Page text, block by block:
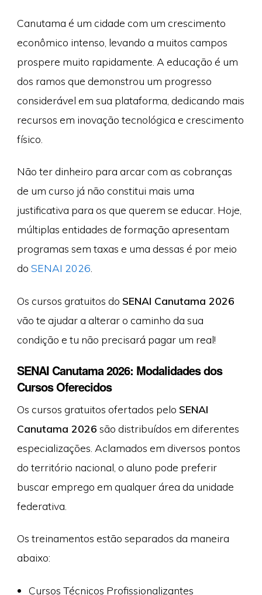
Canutama é um cidade com um crescimento
econômico intenso, levando a muitos campos
prospere muito rapidamente. A educação é um
dos ramos que demonstrou um progresso
considerável em sua plataforma, dedicando mais
recursos em inovação tecnológica e crescimento
físico.
Não ter dinheiro para arcar com as cobranças
de um curso já não constitui mais uma
justificativa para os que querem se educar. Hoje,
múltiplas entidades de formação apresentam
programas sem taxas e uma dessas é por meio
do SENAI 2026
Os cursos gratuitos do SENAI Canutama 2026
vão te ajudar a alterar o caminho da sua
condição e tu não precisará pagar um real!
SENAI Canutama 2026: Modalidades dos
Cursos Oferecidos
Os cursos gratuitos ofertados pelo SENAI
Canutama 2026 são distribuídos em diferentes
especializações. Aclamados em diversos pontos
do território nacional, o aluno pode preferir
buscar emprego em qualquer área da unidade
federativa.
Os treinamentos estão separados da maneira
abaixo:
Cursos Técnicos Profissionalizantes